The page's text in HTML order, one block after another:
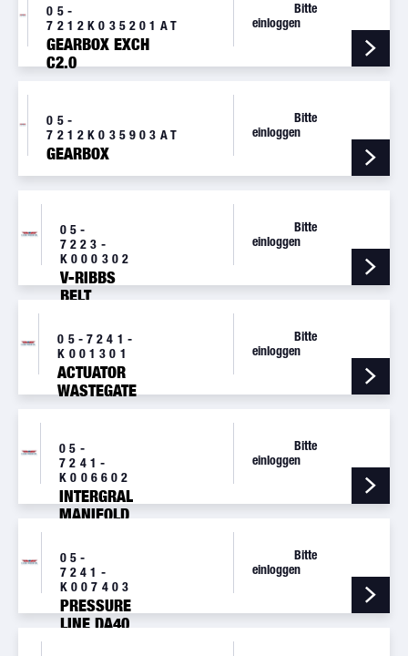
05-
7212K035201AT
GEARBOX EXCH
C2.0
Bitte
einloggen
05-
7212K035903AT
GEARBOX
Bitte
einloggen
05-
7223-
K000302
V-RIBBS
BELT
Bitte
einloggen
05-7241-
K001301
ACTUATOR
WASTEGATE
Bitte
einloggen
05-
7241-
K006602
INTERGRAL
MANIFOLD
Bitte
einloggen
05-
7241-
K007403
PRESSURE
LINE DA40
Bitte
einloggen